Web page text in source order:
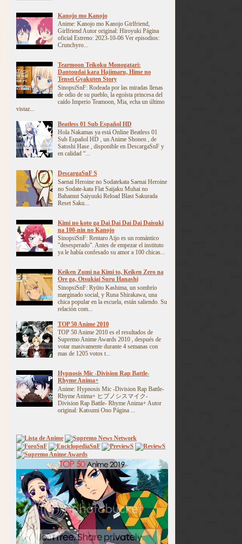
Kanojo mo Kanojo
Anime: Kanojo mo Kanojo Girlfriend,
Girlfriend Autor original: Hiroyuki Página
oficial Estreno: 2023-10-06 Ver episodios:
Crunchyro...
Tearmoon Teikoku Monogatari:
Dantoudai kara Hajimaru, Hime no
Tensei Gyakuten Story
SinopsiSnF: Rodeada por las miradas llenas
de odio de su pueblo, la egoísta princesa del
caído Imperio Teamoon, Mia, echa un último
vistaz...
Beatless 01 Sub Español HD
Hola Nakamas ya está Online Beatless 01
Sub Español HD , un Anime Shonen , de
Satoshi Hase , disponible en DescargaSnF y
en calidad “...
DescargaSnF S
Saenai Heroine no Sodatekata Saenai Heroine
no Sodate-kata Flat Saijaku Muhai no
Bahamut Saiyuuki Reload Blast Sakurada
Reset Saku...
Kimi no koto ga Dai Dai Dai Dai Daisuki
na 100-nin no Kanojo
SinopsiSnF: Rentaro Aijo es un romántico
"desesperado". Antes de empezar el instituto
ya le había confesado su amor a 100 chicas...
Keiken Zumi na Kimi to, Keiken Zero na
Ore ga, Otsukiai Suru Hanashi
SinopsiSnF: Ryūto Kashima, un sombrío
marginado social, y Runa Shirakawa, una
chica popular en la escuela, están saliendo. Su
relación com...
TOP 50 Anime 2010
TOP 50 Anime 2010 es el resultados de
Supremo Anime Awards 2010 , después de
votar masivamente durante 4 semanas con
mas de 1205 votos t...
Hypnosis Mic -Division Rap Battle-
Rhyme Anima+
Anime: Hypnosis Mic -Division Rap Battle-
Rhyme Anima+ ヒプノシスマイク-
Division Rap Battle- Rhyme Anima+ Autor
original: Katsumi Ono Página ...